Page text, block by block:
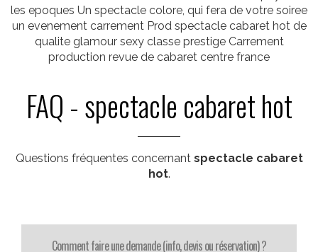
les epoques Un spectacle colore, qui fera de votre soiree
un evenement carrement Prod spectacle cabaret hot de
qualite glamour sexy classe prestige Carrement
production revue de cabaret centre france
FAQ - spectacle cabaret hot
Questions fréquentes concernant spectacle cabaret
hot.
Comment faire une demande (info, devis ou réservation) ?